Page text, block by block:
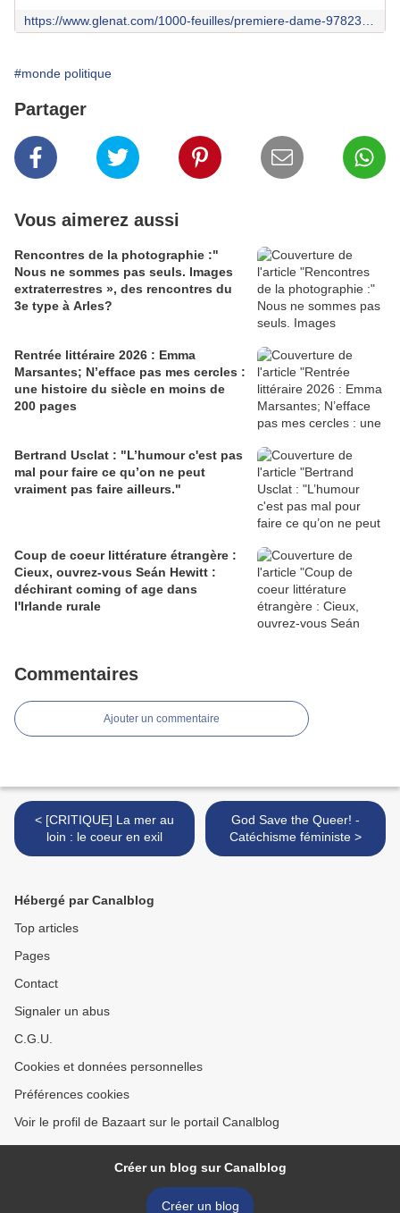
#monde politique
Partager
Vous aimerez aussi
Rencontres de la photographie :"
Nous ne sommes pas seuls. Images
extraterrestres », des rencontres du
3e type à Arles?
Rentrée littéraire 2026 : Emma
Marsantes; N’efface pas mes cercles :
une histoire du siècle en moins de
200 pages
Bertrand Usclat : "L’humour c'est pas
mal pour faire ce qu’on ne peut
vraiment pas faire ailleurs."
Coup de coeur littérature étrangère :
Cieux, ouvrez-vous Seán Hewitt :
déchirant coming of age dans
l'Irlande rurale
Commentaires
Ajouter un commentaire
< [CRITIQUE] La mer au
loin : le coeur en exil
God Save the Queer! -
Catéchisme féministe >
Hébergé par Canalblog
Top articles
Pages
Contact
Signaler un abus
C.G.U.
Cookies et données personnelles
Préférences cookies
Voir le profil de Bazaart sur le portail Canalblog
Créer un blog sur Canalblog
Créer un blog